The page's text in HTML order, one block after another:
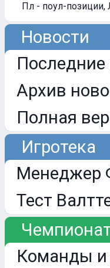
Пл - поул-позиции,
Новости
Последние
Архив
Полная
Игротека
Менеджер
Тест
Команды и